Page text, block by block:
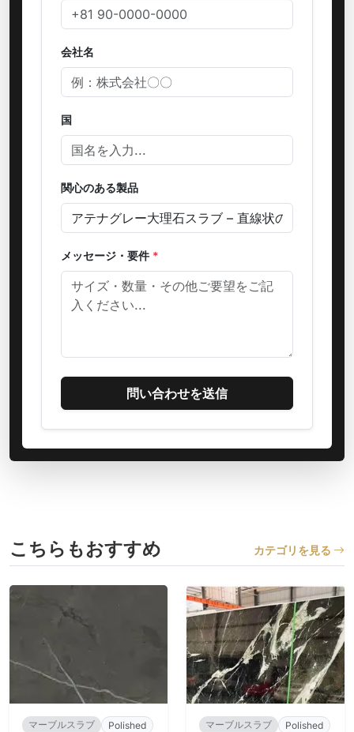
会社名
国
関心のある製品
メッセージ・要件 *
問い合わせを送信
こちらもおすすめ カテゴリを見る
マーブルスラブ Polished マーブルスラブ Polished